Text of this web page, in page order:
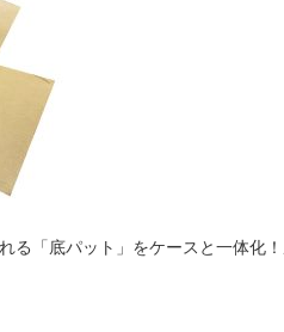
る「底パット」をケースと一体化